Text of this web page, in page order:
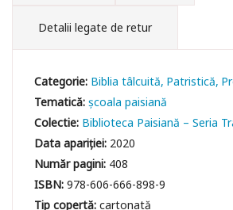
Detalii legate de retur
Categorie: Biblia tâlcuită Patristică
Tematică:școala paisiană
Colectie: Biblioteca Paisiană – Seria
Data apariției: 2020
Număr pagini: 408
ISBN:978-606-666-898-9
Tip copertă:cartonată